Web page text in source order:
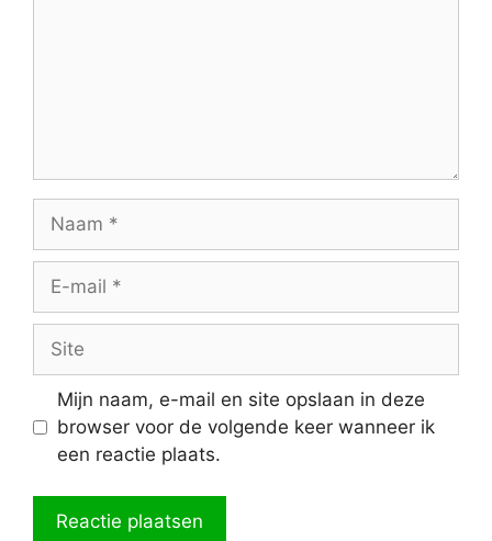
mail
Mijn naam, e-mail en site opslaan in deze
browser voor de volgende keer wanneer ik
een reactie plaats.